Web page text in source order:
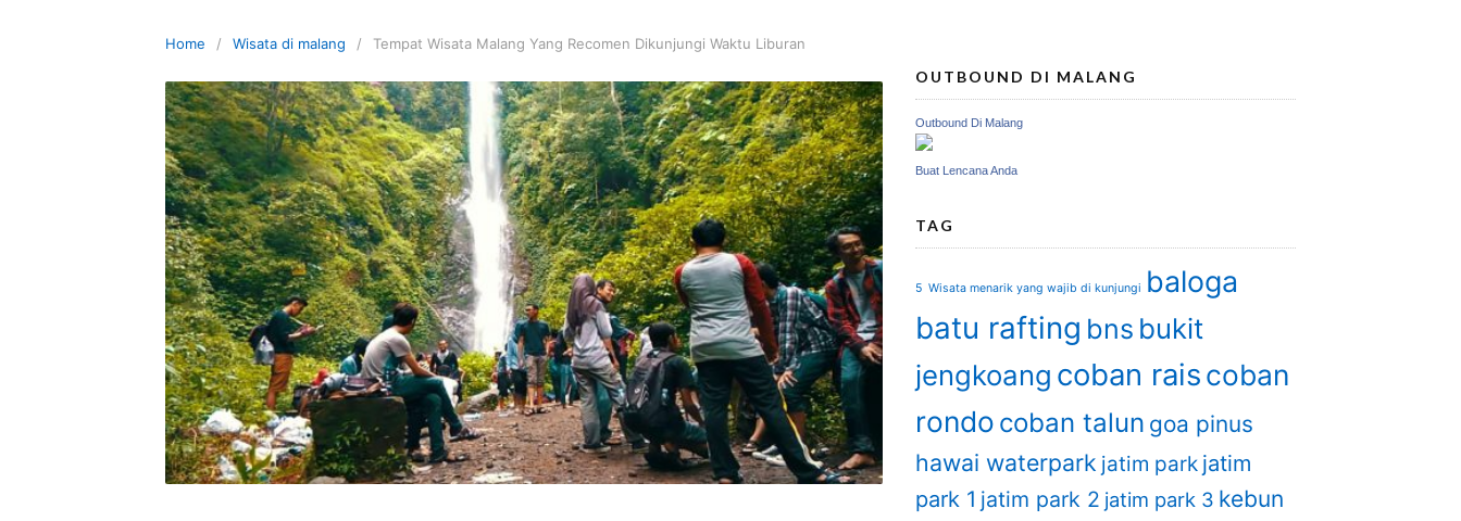
Home Wisata di malang Tempat Wisata Malang Yang Recomen Dikunjungi Waktu Liburan
OUTBOUND DI MALANG
Outbound Di Malang
Buat Lencana Anda
TAG
5 Wisata menarik yang wajib di kunjungi baloga
batu rafting bns bukit
jengkoang coban raiscoban
rondo coban talun goa pinus
hawai waterpark jatim park jatim
park 1 jatim park 2 jatim park 3 kebun